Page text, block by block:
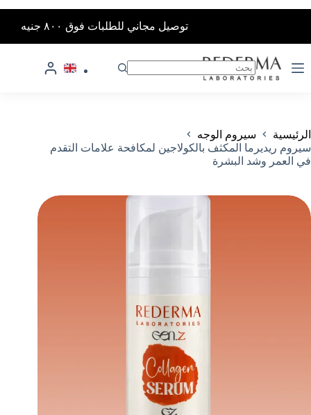
المحتوى
400 جنية
توصيل مجاني للطلبات فوق ٨٠٠ جنيه
لا
الرئيسية
سيروم الوجه
سيروم ريديرما المكثف بالكولاجين لمكافحة علامات التقدم
في العمر وشد البشرة